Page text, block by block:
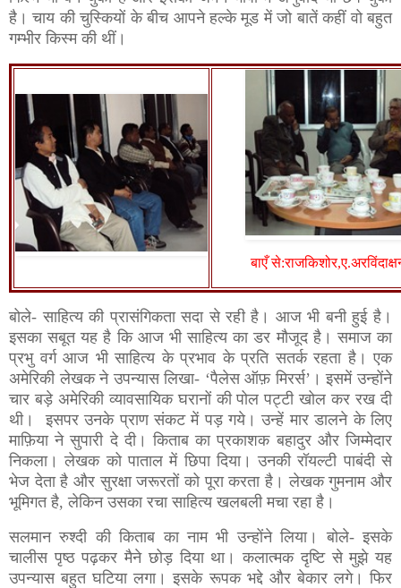
है। चाय की चुस्कियों के बीच आपने हल्के मूड में जो बातें कहीं वो बहुत
गम्भीर किस्म की थीं।
बाएँ
बोले- साहित्य की प्रासंगिकता सदा से रही है। आज भी बनी हुई है।
इसका सबूत यह है कि आज भी साहित्य का डर मौजूद है। समाज का
प्रभु वर्ग आज भी साहित्य के प्रभाव के प्रति सतर्क रहता है। एक
अमेरिकी लेखक ने उपन्यास लिखा- ‘पैलेस ऑफ़ मिरर्स’। इसमें उन्होंने
चार बड़े अमेरिकी व्यावसायिक घरानों की पोल पट्टी खोल कर रख दी
थी। इसपर उनके प्राण संकट में पड़ गये। उन्हें मार डालने के लिए
माफ़िया ने सुपारी दे दी। किताब का प्रकाशक बहादुर और जिम्मेदार
निकला। लेखक को पाताल में छिपा दिया। उनकी रॉयल्टी पाबंदी से
भेज देता है और सुरक्षा जरूरतों को पूरा करता है। लेखक गुमनाम और
भूमिगत है, लेकिन उसका रचा साहित्य खलबली मचा रहा है।
सलमान रुश्दी की किताब का नाम भी उन्होंने लिया। बोले- इसके
चालीस पृष्ठ पढ़कर मैने छोड़ दिया था। कलात्मक दृष्टि से मुझे यह
उपन्यास बहुत घटिया लगा। इसके रूपक भद्दे और बेकार लगे। फिर